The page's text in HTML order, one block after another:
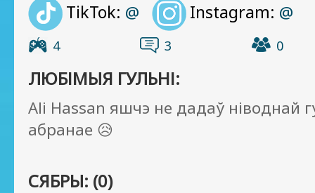
TikTok: @ Instagram: @
4 3 0
ЛЮБІМЫЯ ГУЛЬНІ:
Ali Hassan яшчэ не дадаў ніводнай
абранае 😥
СЯБРЫ: (0)